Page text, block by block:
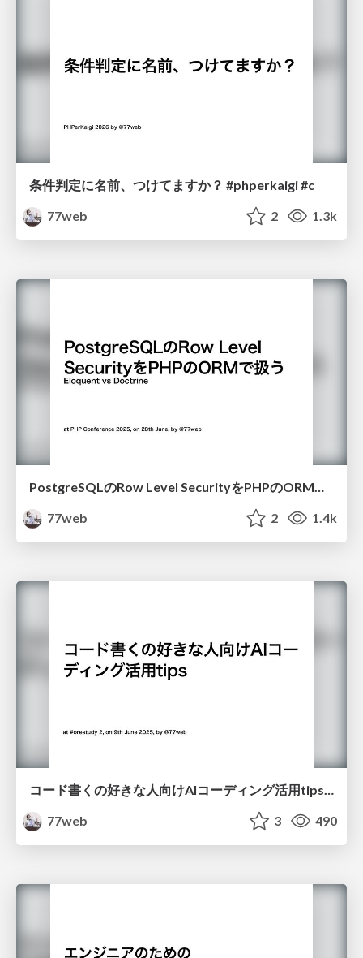
条件判定に名前、つけてますか？ #phperkaigi #c
77web
2 1.3k
PostgreSQLのRow Level SecurityをPHPのORMで扱う Eloquent vs Doctrine #phpcon #track2
77web
2 1.4k
コード書くの好きな人向けAIコーディング活用tips #orestudy
77web
3 490